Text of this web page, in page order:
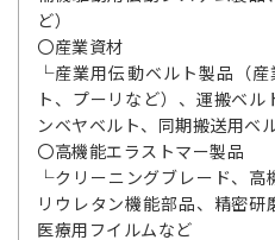
ど）
〇産業資材
└産業用伝動ベルト製品（
ト、プーリなど）、運搬ベ
ンベヤベルト、同期搬送用ベ
〇高機能エラストマー製品
└クリーニングブレード、高
リウレタン機能部品、精密研
医療用フイルムなど